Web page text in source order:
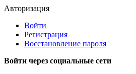
Авторизация
Войти
Регистрация
Восстановление пароля
Войти через социальные сети